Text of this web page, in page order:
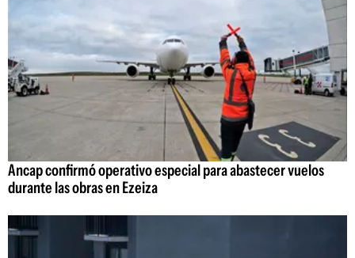
Ancap confirmó operativo especial para abastecer vuelos
durante las obras en Ezeiza